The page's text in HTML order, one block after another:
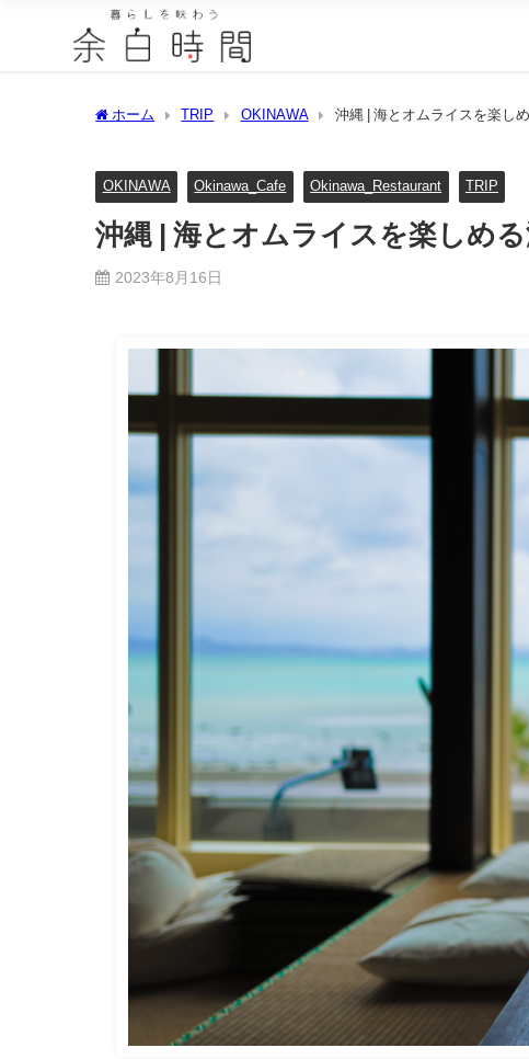
ホーム TRIP OKINAWA 沖縄 | 海とオムライスを楽し
OKINAWA Okinawa_Cafe Okinawa_Restaurant TRIP
沖縄 | 海とオムライスを楽しめ
2023年8月16日